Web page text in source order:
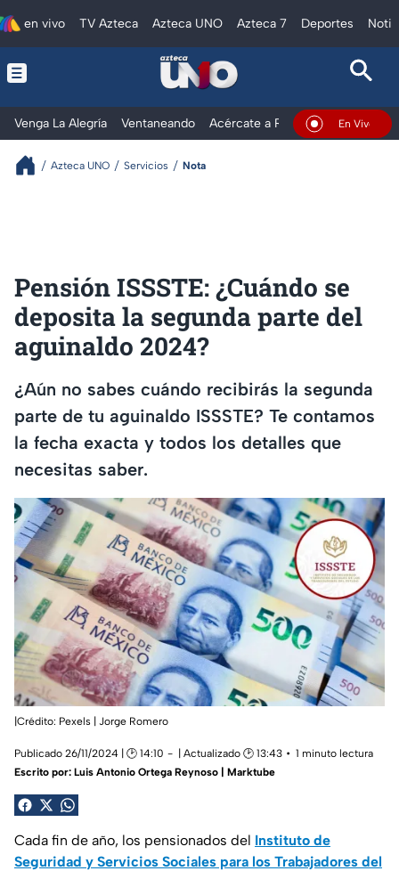
en vivo TV Azteca Azteca UNO Azteca 7 Deportes
Venga La Alegría Ventaneando Acércate a Rocío Al Extremo
En Vivo
Azteca UNO Servicios Nota
Pensión ISSSTE: ¿Cuándo se
deposita la segunda parte del
aguinaldo 2024?
¿Aún no sabes cuándo recibirás la segunda
parte de tu aguinaldo ISSSTE? Te contamos
la fecha exacta y todos los detalles que
necesitas saber.
|Crédito: Pexels | Jorge Romero
Publicado 26/11/2024 | 🕑 14:10 | Actualizado 🕑 13:43
1 minuto lectura
Escrito por: Luis Antonio Ortega Reynoso | Marktube
Cada fin de año, los pensionados del Instituto de
Seguridad y Servicios Sociales para los Trabajadores del